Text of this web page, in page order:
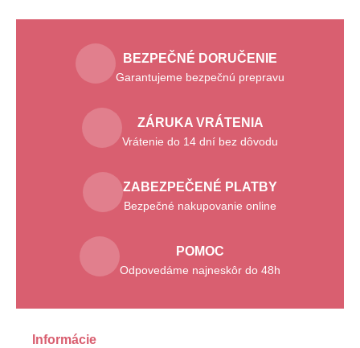
BEZPEČNÉ DORUČENIE
Garantujeme bezpečnú prepravu
ZÁRUKA VRÁTENIA
Vrátenie do 14 dní bez dôvodu
ZABEZPEČENÉ PLATBY
Bezpečné nakupovanie online
POMOC
Odpovedáme najneskôr do 48h
Informácie